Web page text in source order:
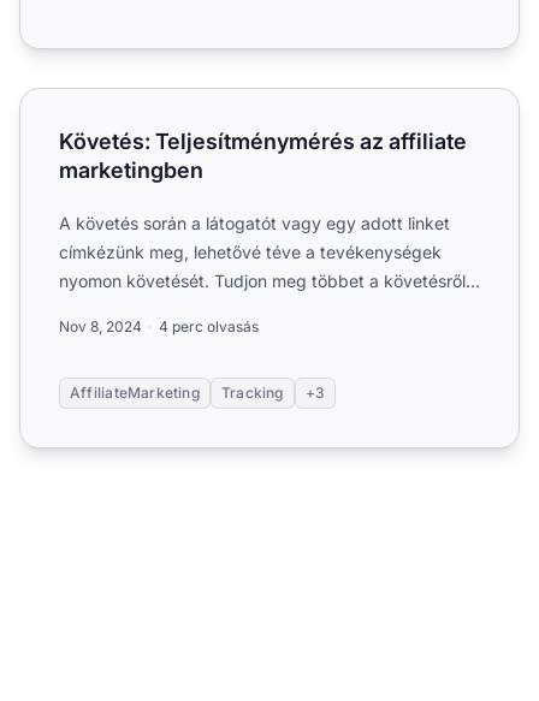
Követés: Teljesítménymérés az affiliate marketingben
Követés: Teljesítménymérés az affiliate
marketingben
A követés során a látogatót vagy egy adott linket
címkézünk meg, lehetővé téve a tevékenységek
nyomon követését. Tudjon meg többet a követésről
Nov 8, 2024 4 perc olvasás
AffiliateMarketing Tracking +3